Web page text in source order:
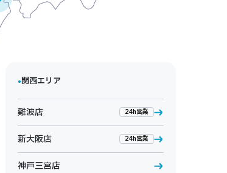
•関西エリア
難波店 24h営業
新大阪店 24h営業
神戸三宮店